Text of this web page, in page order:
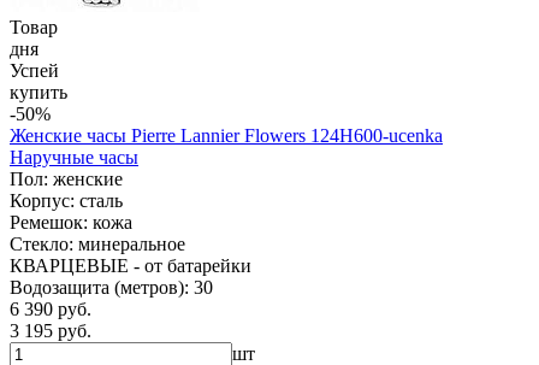
Товар
дня
Успей
купить
-50%
Женские часы Pierre Lannier Flowers 124H600-ucenka
Наручные часы
Пол: женские
Корпус: сталь
Ремешок: кожа
Стекло: минеральное
КВАРЦЕВЫЕ - от батарейки
Водозащита (метров): 30
6 390 руб.
3 195 руб.
шт